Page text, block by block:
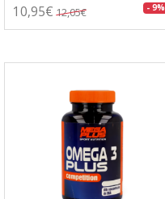
10,95€ 12,05€ - 9%